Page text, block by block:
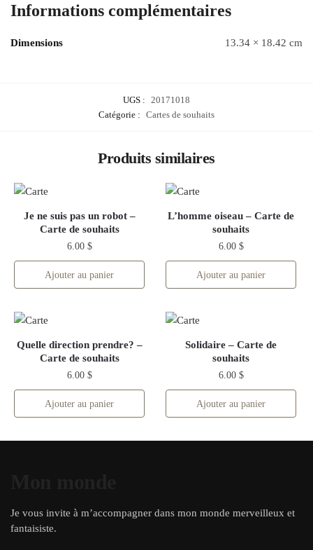
Informations complémentaires
Dimensions 13.34 × 18.42 cm
UGS : 20171018
Catégorie : Cartes de souhaits
Produits similaires
Je ne suis pas un robot –
Carte de souhaits
6.00 $
Ajouter au panier
L’homme oiseau – Carte de
souhaits
6.00 $
Ajouter au panier
Quelle direction prendre? –
Carte de souhaits
6.00 $
Ajouter au panier
Solidaire – Carte de
souhaits
6.00 $
Ajouter au panier
Je vous invite à m’accompagner dans mon monde merveilleux et
fantaisiste.